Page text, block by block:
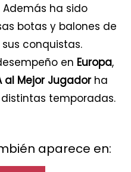
ha sido
botas y balones de
conquistas.
en Europa,
al Mejor Jugadorha
temporadas.
aparece en: